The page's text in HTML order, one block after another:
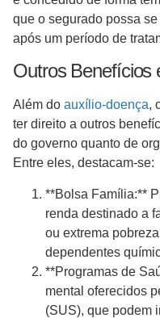
que o segurado possa
após um período de
Outros Benefícios
Além do auxílio-doença,
ter direito a outros
do governo quanto de
Entre eles, destacam-se:
**Bolsa Família:**
renda destinado a
ou extrema
dependentes
**Programas de
mental oferecidos
(SUS), que podem